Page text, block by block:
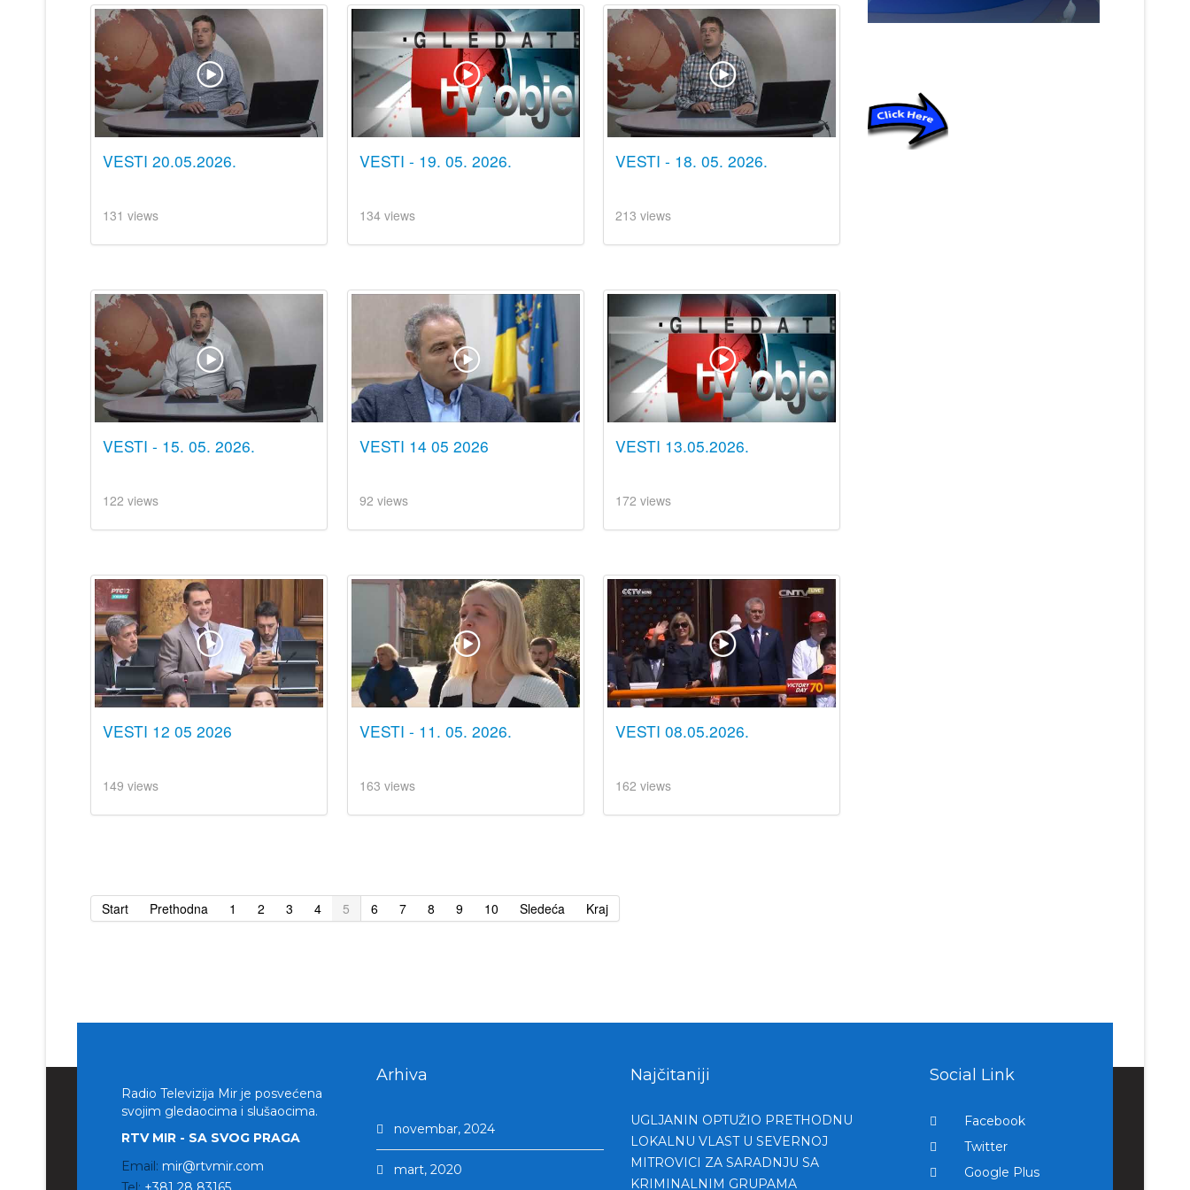
VESTI 20.05.2026.
131 views
VESTI - 19. 05. 2026.
134 views
VESTI - 18. 05. 2026.
213 views
VESTI - 15. 05. 2026.
122 views
VESTI 14 05 2026
92 views
VESTI 13.05.2026.
172 views
VESTI 12 05 2026
149 views
VESTI - 11. 05. 2026.
163 views
VESTI 08.05.2026.
162 views
Start Prethodna 1 2 3 4 5 6 7 8 9 10 Sledeća Kraj
Radio Televizija Mir je posvećena
svojim gledaocima i slušaocima.
RTV MIR - SA SVOG PRAGA
Email: mir@rtvmir.com
Arhiva
novembar, 2024
mart, 2020
Najčitaniji
UGLJANIN OPTUŽIO PRETHODNU
LOKALNU VLAST U SEVERNOJ
MITROVICI ZA SARADNJU SA
KRIMINALNIM GRUPAMA
Social Link
Facebook
Twitter
Google Plus